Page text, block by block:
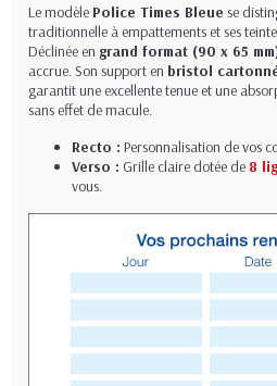
Le modèle Police Times Bleue se
traditionnelle à empattements et ses
Déclinée en grand format (90 x 65
accrue. Son support en bristol
garantit une excellente tenue et une
sans effet de macule.
Recto : Personnalisation de vos
Verso : Grille claire dotée de 8
vous.